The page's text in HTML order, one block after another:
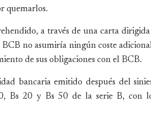
quemarlos.
a través de una carta
BCB no asumiría ningún coste
de sus obligaciones con el BCB.
bancaria emitido después del
Bs 20 y Bs 50 de la serie B, con